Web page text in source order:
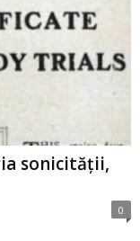
sonicităţii,
0